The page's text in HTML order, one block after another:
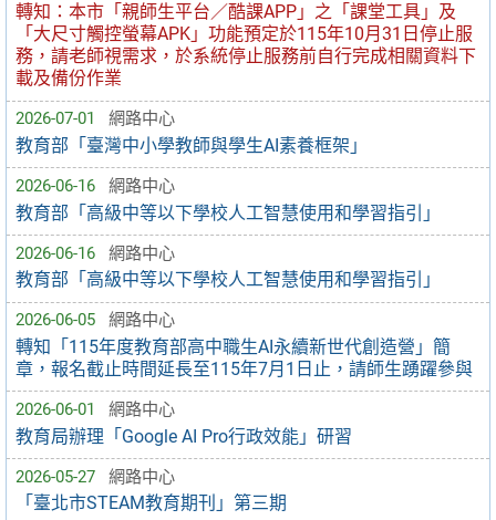
轉知：本市「親師生平台／酷課APP」之「課堂工具」及
「大尺寸觸控螢幕APK」功能預定於115年10月31日停止服
務，請老師視需求，於系統停止服務前自行完成相關資料下
載及備份作業
2026-07-01 網路中心
教育部「臺灣中小學教師與學生AI素養框架」
2026-06-16 網路中心
教育部「高級中等以下學校人工智慧使用和學習指引」
2026-06-16 網路中心
教育部「高級中等以下學校人工智慧使用和學習指引」
2026-06-05 網路中心
轉知「115年度教育部高中職生AI永續新世代創造營」簡
章，報名截止時間延長至115年7月1日止，請師生踴躍參與
2026-06-01 網路中心
教育局辦理「Google AI Pro行政效能」研習
2026-05-27 網路中心
「臺北市STEAM教育期刊」第三期